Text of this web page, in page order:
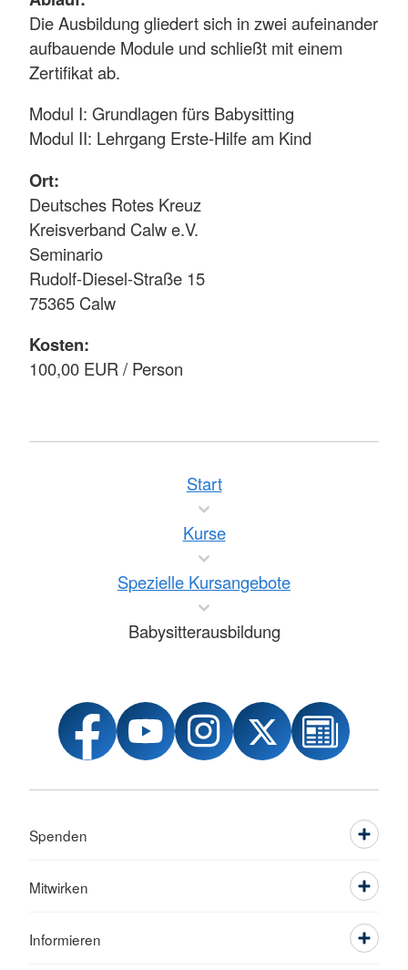
Die Ausbildung gliedert sich in zwei aufeinander
aufbauende Module und schließt mit einem
Zertifikat ab.
Modul I: Grundlagen fürs Babysitting
Modul II: Lehrgang Erste-Hilfe am Kind
Ort:
Deutsches Rotes Kreuz
Kreisverband Calw e.V.
Seminario
Rudolf-Diesel-Straße 15
75365 Calw
Kosten:
100,00 EUR / Person
Start
Kurse
Spezielle Kursangebote
Babysitterausbildung
Spenden
Mitwirken
Informieren